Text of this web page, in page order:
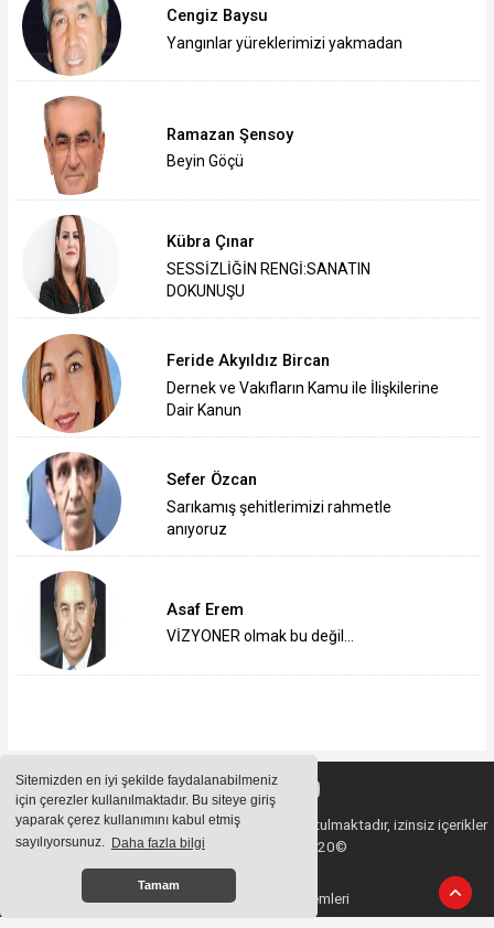
Sitemizden en iyi şekilde faydalanabilmeniz
için çerezler kullanılmaktadır. Bu siteye giriş
yaparak çerez kullanımını kabul etmiş
sayılıyorsunuz. Daha fazla bilgi
Tamam
Cengiz Baysu
Yangınlar yüreklerimizi yakmadan
Ramazan Şensoy
Beyin Göçü
Kübra Çınar
SESSİZLİĞİN RENGİ:SANATIN
DOKUNUŞU
Feride Akyıldız Bircan
Dernek ve Vakıfların Kamu ile İlişkilerine
Dair Kanun
Sefer Özcan
Sarıkamış şehitlerimizi rahmetle
anıyoruz
Asaf Erem
VİZYONER olmak bu değil…
Sitemizde bulunan içeriklerin tüm hakları saklı tutulmaktadır, izinsiz içerikler
kullanılamaz. Copyright 2020©
Haber Yazılımı: Haber Sistemleri